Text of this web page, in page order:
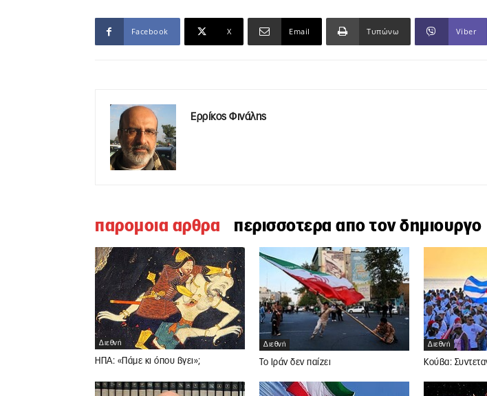
Facebook X Email Τυπώνω Viber
Ερρίκος Φινάλης
παρομοια αρθρα περισσοτερα απο τον δημιουργο
Διεθνή
ΗΠΑ: «Πάμε κι όπου βγει»;
Διεθνή
Το Ιράν δεν παίζει
Διεθνή
Κούβα: